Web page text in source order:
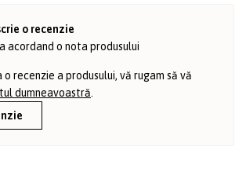
o recenzie
acordand o nota produsului
o recenzie a produsului, vă rugam să vă
dumneavoastră